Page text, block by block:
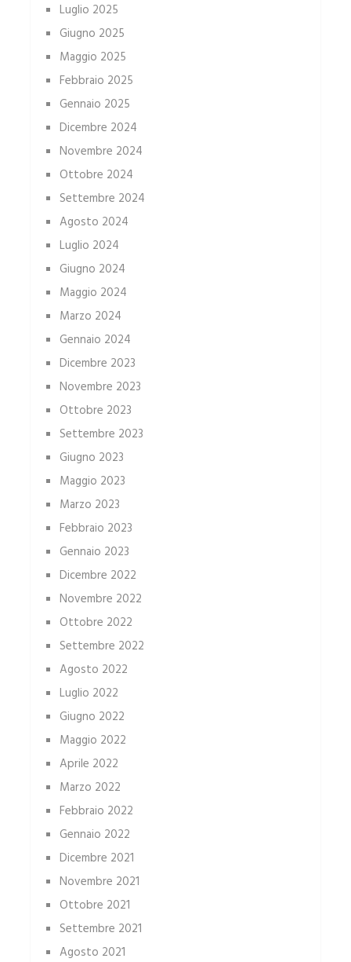
Luglio 2025
Giugno 2025
Maggio 2025
Febbraio 2025
Gennaio 2025
Dicembre 2024
Novembre 2024
Ottobre 2024
Settembre 2024
Agosto 2024
Luglio 2024
Giugno 2024
Maggio 2024
Marzo 2024
Gennaio 2024
Dicembre 2023
Novembre 2023
Ottobre 2023
Settembre 2023
Giugno 2023
Maggio 2023
Marzo 2023
Febbraio 2023
Gennaio 2023
Dicembre 2022
Novembre 2022
Ottobre 2022
Settembre 2022
Agosto 2022
Luglio 2022
Giugno 2022
Maggio 2022
Aprile 2022
Marzo 2022
Febbraio 2022
Gennaio 2022
Dicembre 2021
Novembre 2021
Ottobre 2021
Settembre 2021
Agosto 2021